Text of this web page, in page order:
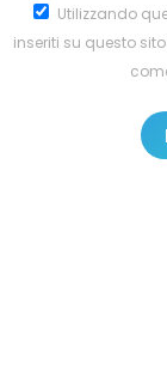
Utilizzando
inseriti su questo